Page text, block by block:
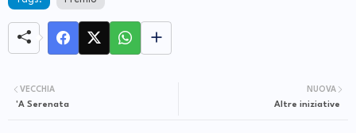
NUOVA
Altre iniziative
VECCHIA
'A Serenata